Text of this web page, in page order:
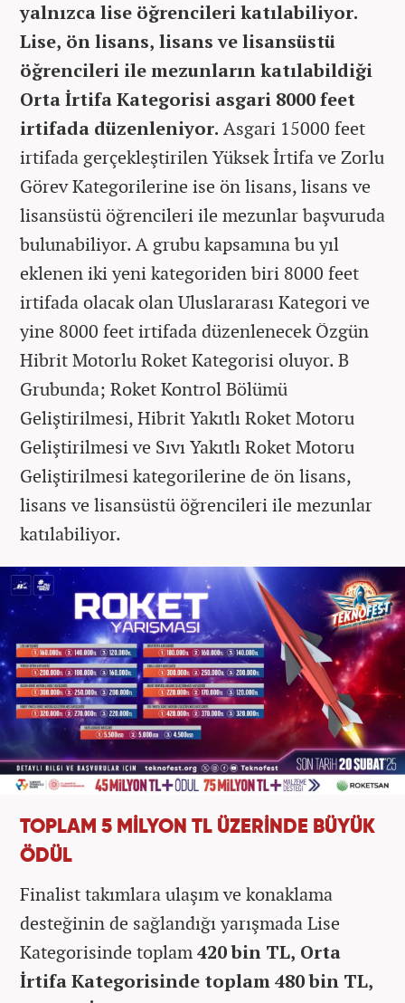
yalnızca lise öğrencileri katılabiliyor.
Lise, ön lisans, lisans ve lisansüstü
öğrencileri ile mezunların katılabildiği
Orta İrtifa Kategorisi asgari 8000 feet
irtifada düzenleniyor. Asgari 15000 feet
irtifada gerçekleştirilen Yüksek İrtifa ve Zorlu
Görev Kategorilerine ise ön lisans, lisans ve
lisansüstü öğrencileri ile mezunlar başvuruda
bulunabiliyor. A grubu kapsamına bu yıl
eklenen iki yeni kategoriden biri 8000 feet
irtifada olacak olan Uluslararası Kategori ve
yine 8000 feet irtifada düzenlenecek Özgün
Hibrit Motorlu Roket Kategorisi oluyor. B
Grubunda; Roket Kontrol Bölümü
Geliştirilmesi, Hibrit Yakıtlı Roket Motoru
Geliştirilmesi ve Sıvı Yakıtlı Roket Motoru
Geliştirilmesi kategorilerine de ön lisans,
lisans ve lisansüstü öğrencileri ile mezunlar
katılabiliyor.
TOPLAM 5 MİLYON TL ÜZERİNDE BÜYÜK
ÖDÜL
Finalist takımlara ulaşım ve konaklama
desteğinin de sağlandığı yarışmada Lise
Kategorisinde toplam420 bin TL, Orta
İrtifa Kategorisinde toplam 480 bin TL,